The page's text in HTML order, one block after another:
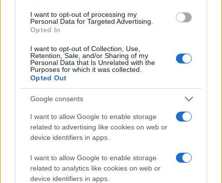
I want to opt-out of processing my
Personal Data for Targeted Advertising.
Opted In
I want to opt-out of Collection, Use,
Retention, Sale, and/or Sharing of my
Personal Data that Is Unrelated with the
Purposes for which it was collected.
Opted Out
Google consents
I want to allow Google to enable storage
related to advertising like cookies on web or
device identifiers in apps.
I want to allow Google to enable storage
related to analytics like cookies on web or
device identifiers in apps.
ψυχολόγων στο
σχολείο των δύο
Έκκληση του Υπουργείου
Παιδείας για σεβασμό
στα παιδιά, στις
σχολεία
πριν 5 λεπτά
του Αναπτυξιακού
Νόμου - Τι